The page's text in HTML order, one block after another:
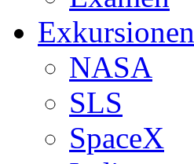
Exkursionen
NASA
SLS
SpaceX